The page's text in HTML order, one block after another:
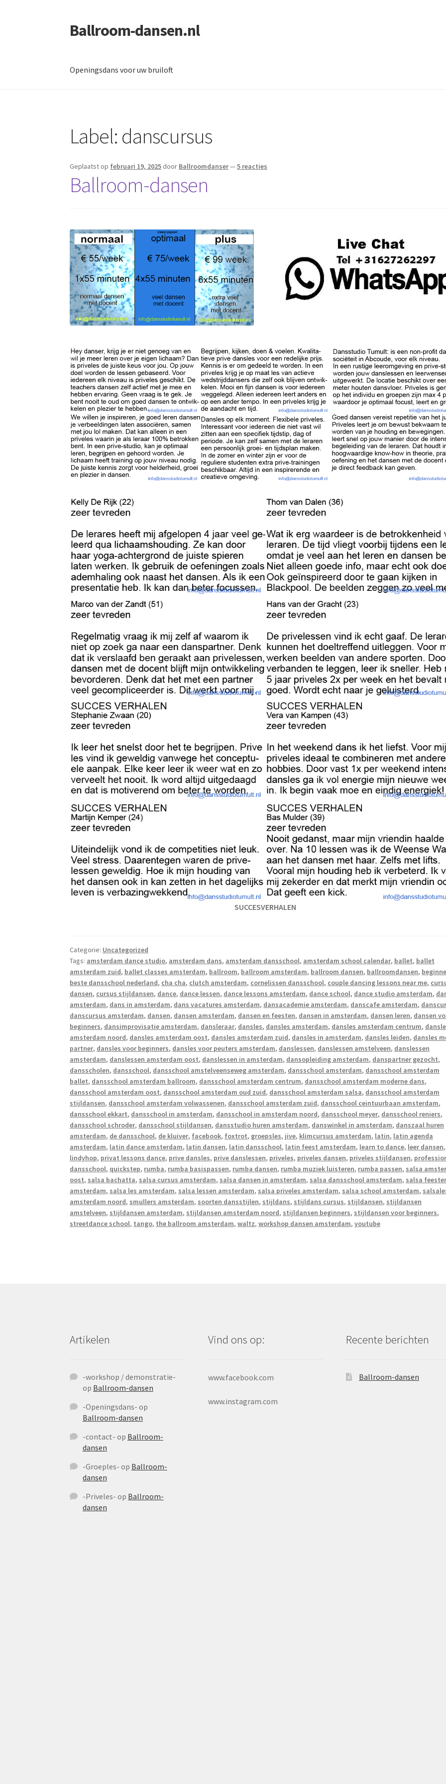
Ga
door
Ga
naar
Ballroom-dansen.nl
Openingsdans voor uw bruiloft
Label: danscursus
Geplaatst op februari 19, 2025 door Ballroomdanser—5 reacties
Ballroom-dansen
SUCCESVERHALEN
Categorie: Uncategorized
Tags: amsterdam dance studio, amsterdam dans, amsterdam dansschool, amsterdam school calendar, ballet, ballet
amsterdam zuid, ballet classes amsterdam, ballroom, ballroom amsterdam, ballroom dansen, ballroomdansen,
beste dansschool nederland, cha cha, clutch amsterdam, cornelissen dansschool, couple dancing lessons near me,
dansen, cursus stijldansen, dance, dance lessen, dance lessons amsterdam, dance school, dance studio amsterdam,
amsterdam, dans in amsterdam, dans vacatures amsterdam, dansacademie amsterdam, danscafe amsterdam,
danscursus amsterdam, dansen, dansen amsterdam, dansen en feesten, dansen in amsterdam, dansen leren, dansen
beginners, dansimprovisatie amsterdam, dansleraar, dansles, dansles amsterdam, dansles amsterdam centrum,
amsterdam noord, dansles amsterdam oost, dansles amsterdam zuid, dansles in amsterdam, dansles leiden, dansles
partner, dansles voor beginners, dansles voor peuters amsterdam, danslessen, danslessen amstelveen, danslessen
amsterdam, danslessen amsterdam oost, danslessen in amsterdam, dansopleiding amsterdam, danspartner gezocht,
dansscholen, dansschool, dansschool amstelveenseweg amsterdam, dansschool amsterdam, dansschool amsterdam
ballet, dansschool amsterdam ballroom, dansschool amsterdam centrum, dansschool amsterdam moderne dans,
dansschool amsterdam oost, dansschool amsterdam oud zuid, dansschool amsterdam salsa, dansschool amsterdam
stijldansen, dansschool amsterdam volwassenen, dansschool amsterdam zuid, dansschool ceintuurbaan amsterdam,
dansschool ekkart, dansschool in amsterdam, dansschool in amsterdam noord, dansschool meyer, dansschool reniers,
dansschool schroder, dansschool stijldansen, dansstudio huren amsterdam, danswinkel in amsterdam, danszaal huren
amsterdam, de dansschool, de kluiver, facebook, foxtrot, groepsles, jive, klimcursus amsterdam, latin, latin agenda
amsterdam, latin dance amsterdam, latin dansen, latin dansschool, latin feest amsterdam, learn to dance, leer dansen,
lindyhop, privat lessons dance, prive dansles, prive danslessen, priveles, priveles dansen, priveles stijldansen,
dansschool, quickstep, rumba, rumba basispassen, rumba dansen, rumba muziek luisteren, rumba passen, salsa
oost, salsa bachatta, salsa cursus amsterdam, salsa dansen in amsterdam, salsa dansschool amsterdam, salsa
amsterdam, salsa les amsterdam, salsa lessen amsterdam, salsa priveles amsterdam, salsa school amsterdam,
amsterdam noord, smullers amsterdam, soorten dansstijlen, stijldans, stijldans cursus, stijldansen, stijldansen
amstelveen, stijldansen amsterdam, stijldansen amsterdam noord, stijldansen beginners, stijldansen voor beginners,
streetdance school, tango, the ballroom amsterdam,waltz,workshop dansen amsterdam,youtube
Artikelen
-workshop / demonstratie-
op Ballroom-dansen
-Openingsdans- op
Ballroom-dansen
-contact- op Ballroom-
dansen
-Groeples- op Ballroom-
dansen
-Priveles- op Ballroom-
dansen
Vind ons op:
www.facebook.com
www.instagram.com
Recente berichten
Ballroom-dansen